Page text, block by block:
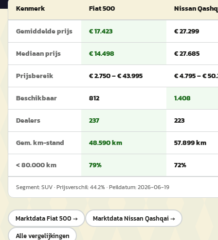
Kenmerk Fiat 500 Nissan
Gemiddelde prijs € 17.423 € 27.299
Mediaan prijs € 14.498 € 27.685
Prijsbereik € 2.750 – € 43.995 € 4.795 – €
Beschikbaar 812 1.408
Dealers 237 223
Gem. km-stand 48.590 km 57.899 km
< 80.000 km 79% 72%
Segment:SUV· Prijsverschil:44.2% · Peildatum:2026-06-19
MarktdataFiat 500 → MarktdataNissan Qashqai →
Alle vergelijkingen